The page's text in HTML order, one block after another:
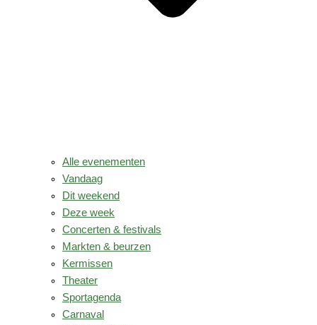
Alle evenementen
Vandaag
Dit weekend
Deze week
Concerten & festivals
Markten & beurzen
Kermissen
Theater
Sportagenda
Carnaval